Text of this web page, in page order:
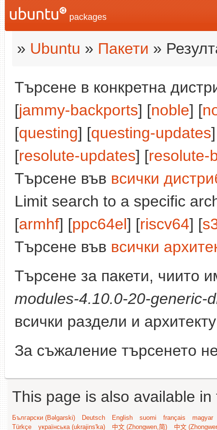
packages
» Ubuntu » Пакети »
Търсене в конкретна
[jammy-backports] [noble] [
[questing] [questing-updates
[resolute-updates] [resolute-
Търсене във всички
Limit search to a specific
[armhf] [ppc64el] [riscv64] [
Търсене във всички
Търсене за пакети, чиито
modules-4.10.0-20-generic-
всички раздели и
За съжаление търсенето
This page is also available
Български (Bəlgarski) Deutsch English suomi français
magyar
Türkçe
українська (ukrajins'ka) 中文 (Zhongwen,简) 中文